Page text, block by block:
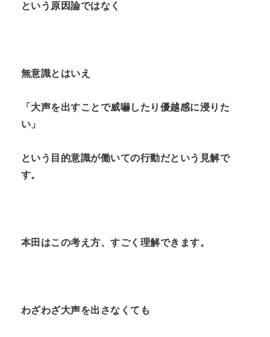
という原因論ではなく
無意識とはいえ
「大声を出すことで威嚇したり優越感に浸りた
い」
という目的意識が働いての行動だという見解で
す。
本田はこの考え方、すごく理解できます。
わざわざ大声を出さなくても